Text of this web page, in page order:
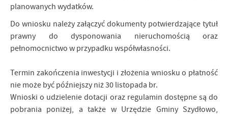
planowanych wydatków.
Do wniosku należy załączyć dokumenty potwierdzające tytuł
prawny do dysponowania nieruchomością oraz
pełnomocnictwo w przypadku współwłasności.
Termin zakończenia inwestycji i złożenia wniosku o płatność
nie może być późniejszy niż 30 listopada br.
Wnioski o udzielenie dotacji oraz regulamin dostępne są do
pobrania poniżej, a także w Urzędzie Gminy Szydłowo,